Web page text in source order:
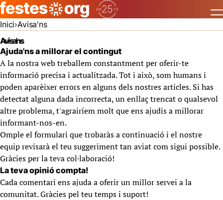
Inici Avisa'ns
Avisa'ns
Ajuda'ns a millorar el contingut
A la nostra web treballem constantment per oferir-te
informació precisa i actualitzada. Tot i això, som humans i
poden aparèixer errors en alguns dels nostres articles. Si has
detectat alguna dada incorrecta, un enllaç trencat o qualsevol
altre problema, t'agrairíem molt que ens ajudis a millorar
informant-nos-en.
Omple el formulari que trobaràs a continuació i el nostre
equip revisarà el teu suggeriment tan aviat com sigui possible.
Gràcies per la teva col·laboració!
La teva opinió compta!
Cada comentari ens ajuda a oferir un millor servei a la
comunitat. Gràcies pel teu temps i suport!